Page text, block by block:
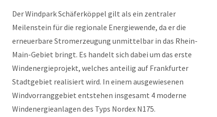
Der Windpark Schäferköppel gilt als ein zentraler
Meilenstein für die regionale Energiewende, da er die
erneuerbare Stromerzeugung unmittelbar in das Rhein-
Main-Gebiet bringt. Es handelt sich dabei um das erste
Windenergieprojekt, welches anteilig auf Frankfurter
Stadtgebiet realisiert wird. In einem ausgewiesenen
Windvorranggebiet entstehen insgesamt 4 moderne
Windenergieanlagen des Typs Nordex N175.